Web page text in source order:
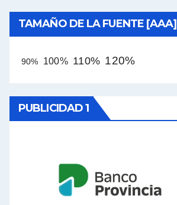
TAMAÑO DE LA FUENTE [AAA]
90% 100% 110% 120%
PUBLICIDAD 1